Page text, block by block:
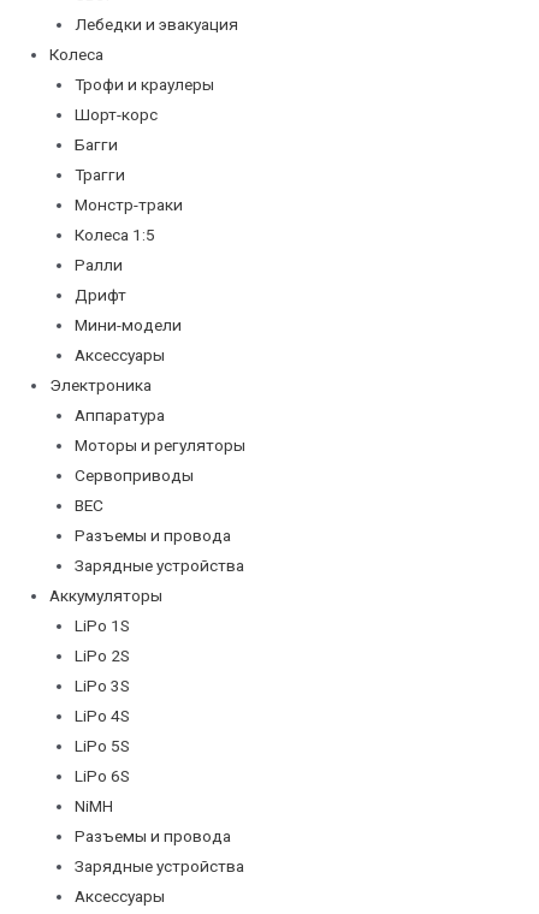
Лебедки и эвакуация
Колеса
Трофи и краулеры
Шорт-корс
Багги
Трагги
Монстр-траки
Колеса 1:5
Ралли
Дрифт
Мини-модели
Аксессуары
Электроника
Аппаратура
Моторы и регуляторы
Сервоприводы
BEC
Разъемы и провода
Зарядные устройства
Аккумуляторы
LiPo 1S
LiPo 2S
LiPo 3S
LiPo 4S
LiPo 5S
LiPo 6S
NiMH
Разъемы и провода
Зарядные устройства
Аксессуары